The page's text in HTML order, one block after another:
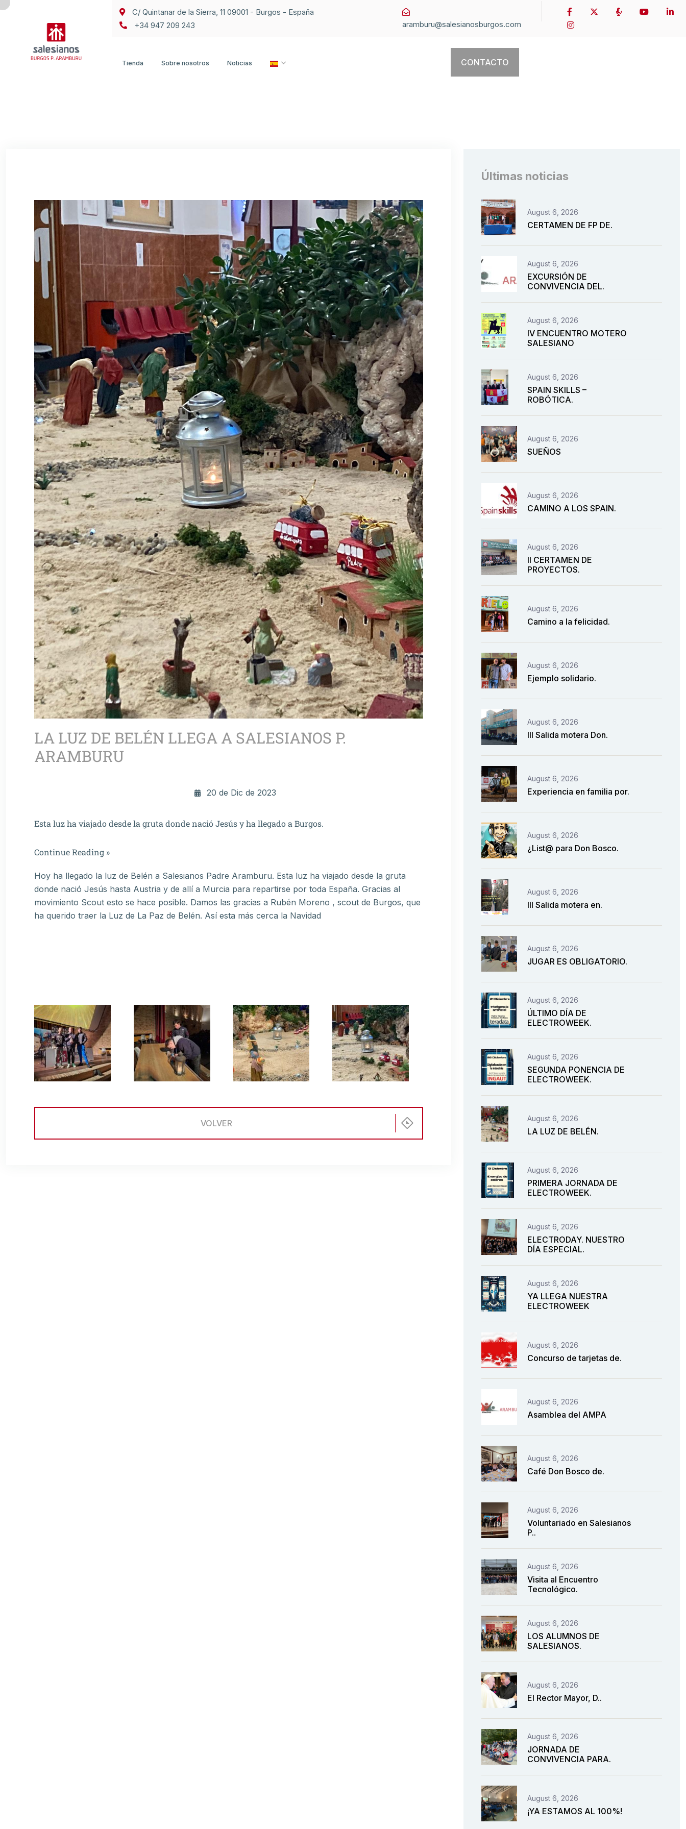
C/ Quintanar de la Sierra, 11 09001 - Burgos - España
+34 947 209 243
aramburu@salesianosburgos.com
Tienda Sobre nosotros Noticias CONTACTO
LA LUZ DE BELÉN LLEGA A SALESIANOS P.
ARAMBURU
20 de Dic de 2023
Esta luz ha viajado desde la gruta donde nació Jesús y ha llegado a Burgos.
Continue Reading »
Hoy ha llegado la luz de Belén a Salesianos Padre Aramburu. Esta luz ha viajado desde la gruta
donde nació Jesús hasta Austria y de allí a Murcia para repartirse por toda España. Gracias al
movimiento Scout esto se hace posible. Damos las gracias a Rubén Moreno , scout de Burgos, que
ha querido traer la Luz de La Paz de Belén. Así esta más cerca la Navidad
VOLVER
Últimas noticias
August 6, 2026
CERTAMEN DE FP DE.
August 6, 2026
EXCURSIÓN DE
CONVIVENCIA DEL.
August 6, 2026
IV ENCUENTRO MOTERO
SALESIANO
August 6, 2026
SPAIN SKILLS –
ROBÓTICA.
August 6, 2026
SUEÑOS
August 6, 2026
CAMINO A LOS SPAIN.
August 6, 2026
II CERTAMEN DE
PROYECTOS.
August 6, 2026
Camino a la felicidad.
August 6, 2026
Ejemplo solidario.
August 6, 2026
III Salida motera Don.
August 6, 2026
Experiencia en familia por.
August 6, 2026
¿List@ para Don Bosco.
August 6, 2026
III Salida motera en.
August 6, 2026
JUGAR ES OBLIGATORIO.
August 6, 2026
ÚLTIMO DÍA DE
ELECTROWEEK.
August 6, 2026
SEGUNDA PONENCIA DE
ELECTROWEEK.
August 6, 2026
LA LUZ DE BELÉN.
August 6, 2026
PRIMERA JORNADA DE
ELECTROWEEK.
August 6, 2026
ELECTRODAY. NUESTRO
DÍA ESPECIAL.
August 6, 2026
YA LLEGA NUESTRA
ELECTROWEEK
August 6, 2026
Concurso de tarjetas de.
August 6, 2026
Asamblea del AMPA
August 6, 2026
Café Don Bosco de.
August 6, 2026
Voluntariado en Salesianos
P..
August 6, 2026
Visita al Encuentro
Tecnológico.
August 6, 2026
LOS ALUMNOS DE
SALESIANOS.
August 6, 2026
El Rector Mayor, D..
August 6, 2026
JORNADA DE
CONVIVENCIA PARA.
August 6, 2026
¡YA ESTAMOS AL 100%!